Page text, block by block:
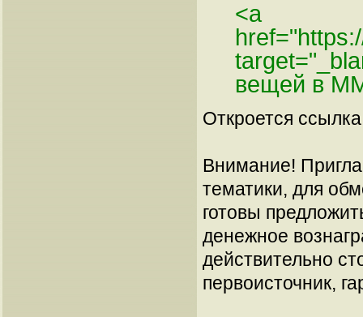
<a
вещей в
Откроется
Внимание!
тематики, для
готовы
денежное
действительно
первоисточник,